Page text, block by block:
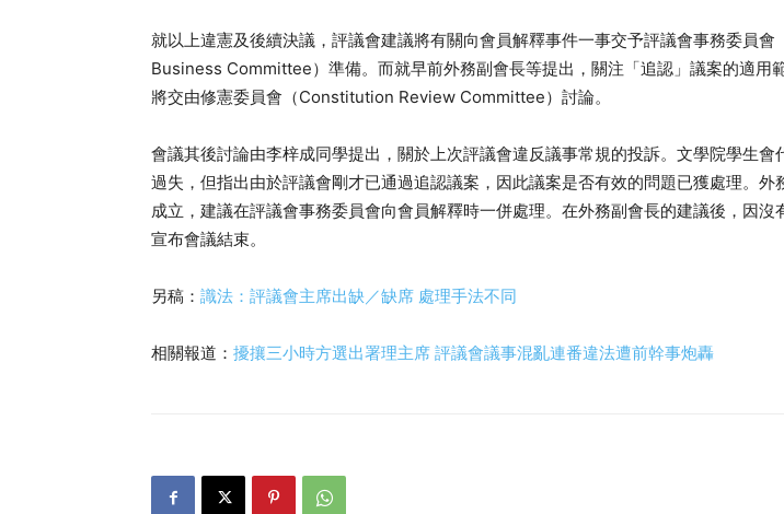
就以上違憲及後續決議，評議會建議將有關向會員解釋事件一事交予評議會事務委員會
Business Committee）準備。而就早前外務副會長等提出，關注「追認」議案的適用
將交由修憲委員會（Constitution Review Committee）討論。
會議其後討論由李梓成同學提出，關於上次評議會違反議事常規的投訴。文學院學生會
過失，但指出由於評議會剛才已通過追認議案，因此議案是否有效的問題已獲處理。外
成立，建議在評議會事務委員會向會員解釋時一併處理。在外務副會長的建議後，因沒
宣布會議結束。
另稿： 識法：評議會主席出缺／缺席 處理手法不同
相關報道： 擾攘三小時方選出署理主席 評議會議事混亂連番違法遭前幹事炮轟